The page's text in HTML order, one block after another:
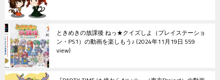
ときめきの放課後 ねっ★クイズしよ（プレイステーショ
ン・PS1）の動画を楽しもう♪ 2024年11月19日 559
view